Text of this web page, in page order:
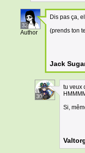
32
Author
Dis pas ça,
(prends ton
Jack
30
tu veux
Si,